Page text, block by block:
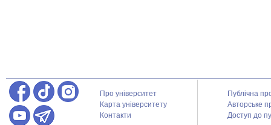
Про університет
Карта університету
Контакти
Публічна
Авторське
Доступ до